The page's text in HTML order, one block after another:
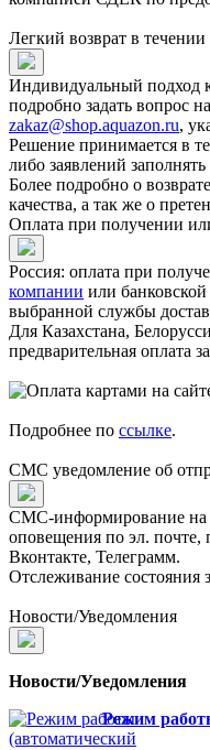
Легкий возврат в
Индивидуальный подход
подробно задать вопрос
zakaz@shop.aquazon.ru,
Решение принимается в
либо заявлений заполнять
Более подробно о
качества, а так же о
Оплата при получении
Россия: оплата при
компании или
выбранной службы
Для Казахстана,
предварительная оплата
Подробнее по ссылке.
СМС уведомление об
СМС-информирование на
оповещения по эл. почте,
Вконтакте, Телеграмм.
Отслеживание состояния
Новости/Уведомления
Новости/Уведомления
Режим